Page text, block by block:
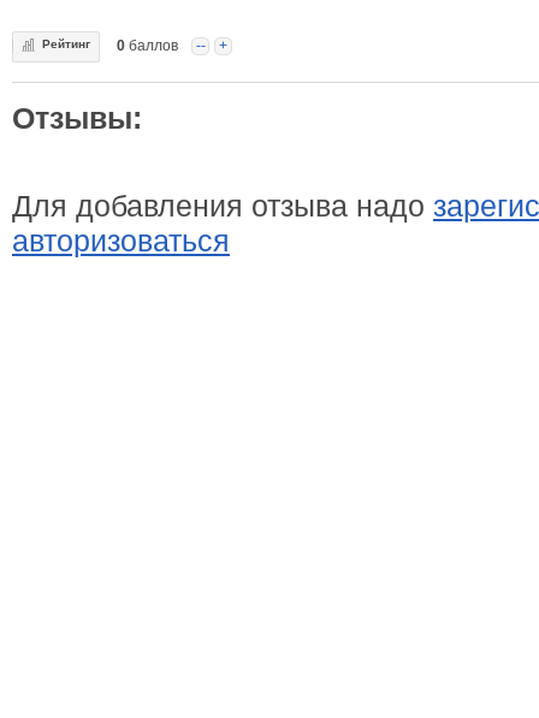
Рейтинг 0 баллов -- +
Отзывы:
Для добавления отзыва надо
авторизоваться